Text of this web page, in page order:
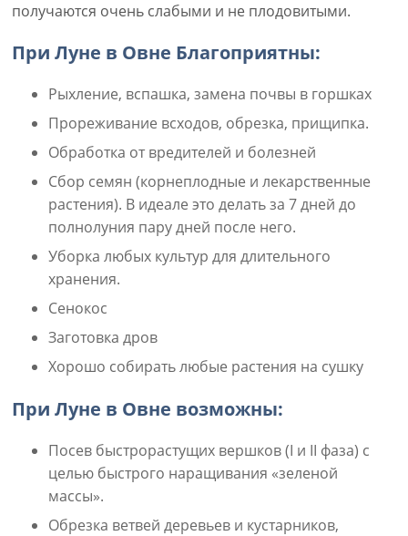
получаются очень слабыми и не плодовитыми.
При Луне в Овне Благоприятны:
Рыхление, вспашка, замена почвы в горшках
Прореживание всходов, обрезка, прищипка.
Обработка от вредителей и болезней
Сбор семян (корнеплодные и лекарственные
растения). В идеале это делать за 7 дней до
полнолуния пару дней после него.
Уборка любых культур для длительного
хранения.
Сенокос
Заготовка дров
Хорошо собирать любые растения на сушку
При Луне в Овне возможны:
Посев быстрорастущих вершков (I и II фаза) с
целью быстрого наращивания «зеленой
массы».
Обрезка ветвей деревьев и кустарников,